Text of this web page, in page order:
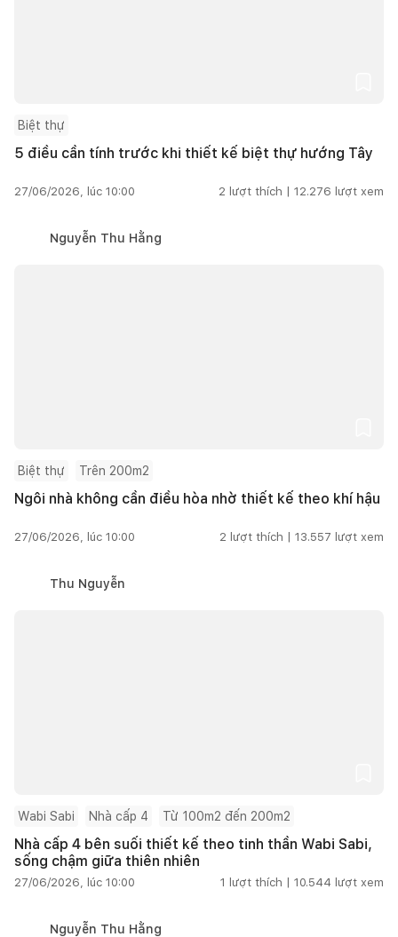
Biệt thự
5 điều cần tính trước khi thiết kế biệt thự hướng Tây
27/06/2026, lúc 10:00 2 lượt thích | 12.276 lượt xem
Nguyễn Thu Hằng
Biệt thự Trên 200m2
Ngôi nhà không cần điều hòa nhờ thiết kế theo khí hậu
27/06/2026, lúc 10:00 2 lượt thích | 13.557 lượt xem
Thu Nguyễn
Wabi Sabi Nhà cấp 4 Từ 100m2 đến 200m2
Nhà cấp 4 bên suối thiết kế theo tinh thần Wabi Sabi,
sống chậm giữa thiên nhiên
27/06/2026, lúc 10:00 1 lượt thích | 10.544 lượt xem
Nguyễn Thu Hằng